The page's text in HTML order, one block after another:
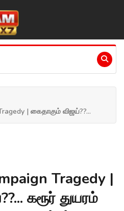
| கைதாகும் விஜய்??...
Tragedy |
கரூர் துயரம்